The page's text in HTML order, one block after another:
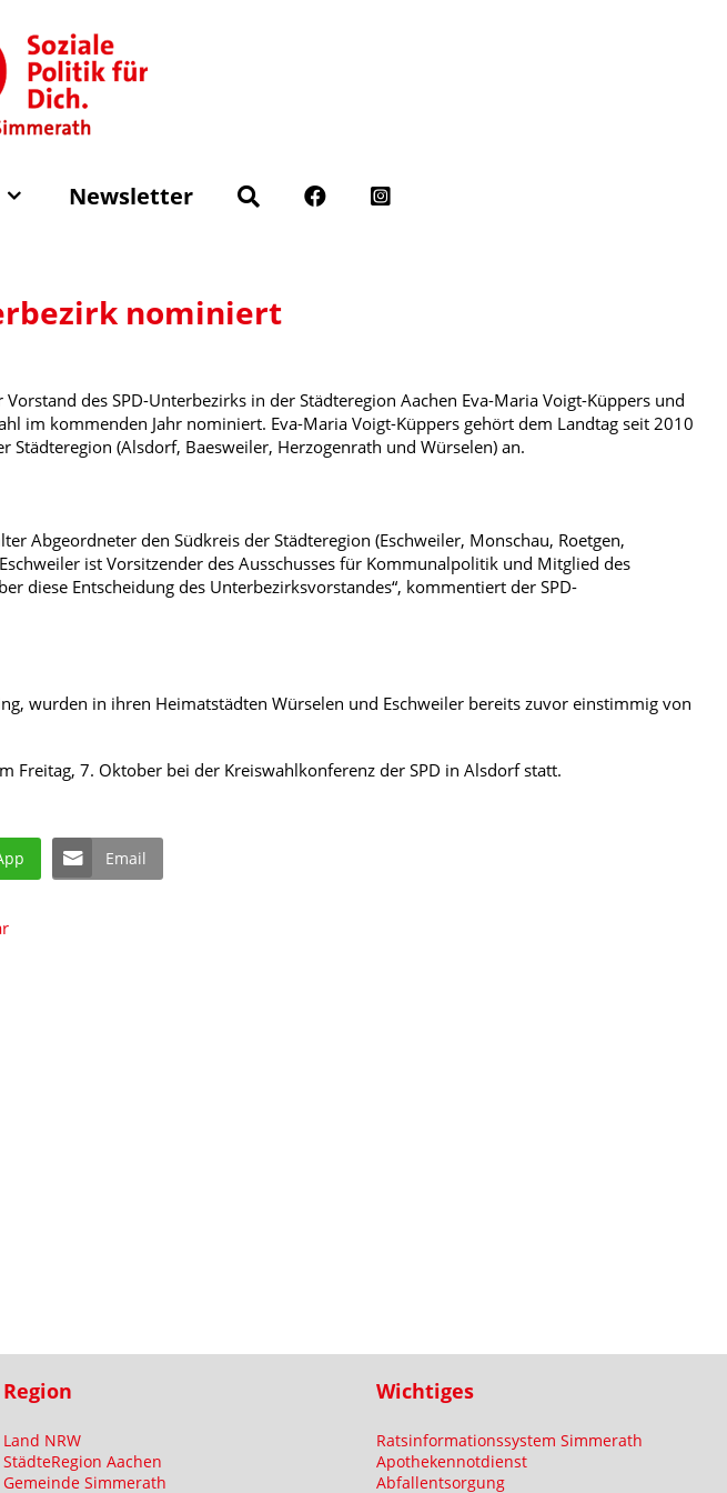
Newsletter
nominiert
des SPD-Unterbezirks in der Städteregion Aachen Eva-Maria Voigt-Küppers und
im kommenden Jahr nominiert. Eva-Maria Voigt-Küppers gehört dem Landtag seit 2010
(Alsdorf, Baesweiler, Herzogenrath und Würselen) an.
Abgeordneter den Südkreis der Städteregion (Eschweiler, Monschau, Roetgen,
ist Vorsitzender des Ausschusses für Kommunalpolitik und Mitglied des
diese Entscheidung des Unterbezirksvorstandes“, kommentiert der SPD-
wurden in ihren Heimatstädten Würselen und Eschweiler bereits zuvor einstimmig von
Freitag, 7. Oktober bei der Kreiswahlkonferenz der SPD in Alsdorf statt.
Email
Region
Land NRW
StädteRegion Aachen
Gemeinde Simmerath
Wichtiges
Ratsinformationssystem Simmerath
Apothekennotdienst
Abfallentsorgung